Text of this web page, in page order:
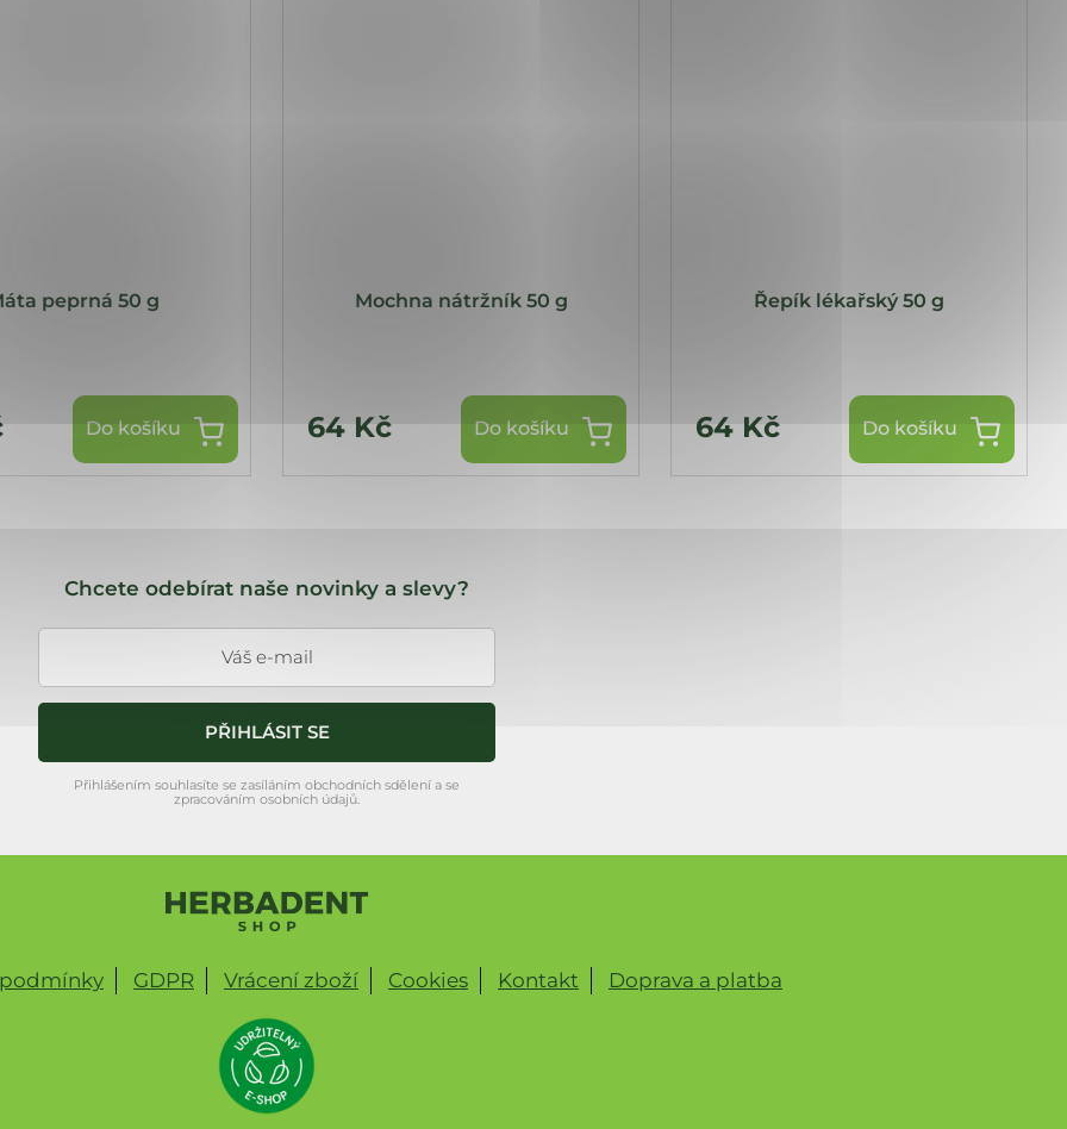
peprná 50 g
Do košíku
Mochna nátržník 50 g
64 Kč Do košíku
Řepík lékařský 50 g
64 Kč Do košíku
Chcete odebírat naše novinky a slevy?
PŘIHLÁSIT SE
Přihlášením souhlasíte se zasíláním obchodních sdělení a se
zpracováním osobních údajů.
GDPR Vrácení zboží Cookies Kontakt Doprava a platba